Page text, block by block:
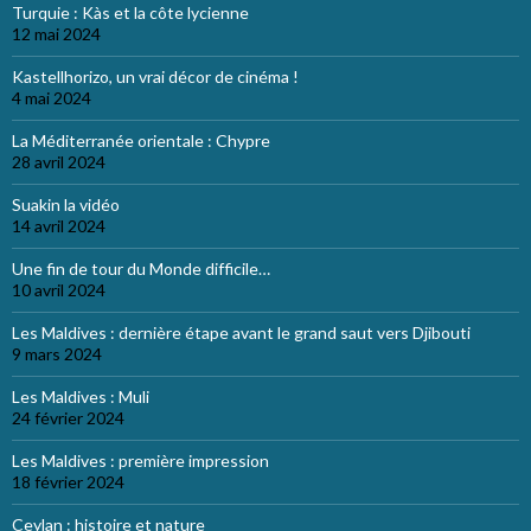
Turquie : Kàs et la côte lycienne
12 mai 2024
Kastellhorizo, un vrai décor de cinéma !
4 mai 2024
La Méditerranée orientale : Chypre
28 avril 2024
Suakin la vidéo
14 avril 2024
Une fin de tour du Monde difficile…
10 avril 2024
Les Maldives : dernière étape avant le grand saut vers Djibouti
9 mars 2024
Les Maldives : Muli
24 février 2024
Les Maldives : première impression
18 février 2024
Ceylan : histoire et nature